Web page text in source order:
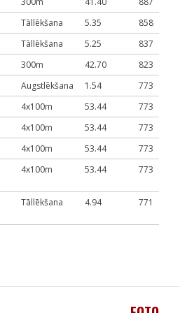
Tāllēkšana 5.35
858
Tāllēkšana 5.25
837
300m 42.70
823
Augstlēkšana 1.54
773
4x100m 53.44
773
4x100m 53.44
773
4x100m 53.44
773
4x100m 53.44 773
Tāllēkšana 4.94 771